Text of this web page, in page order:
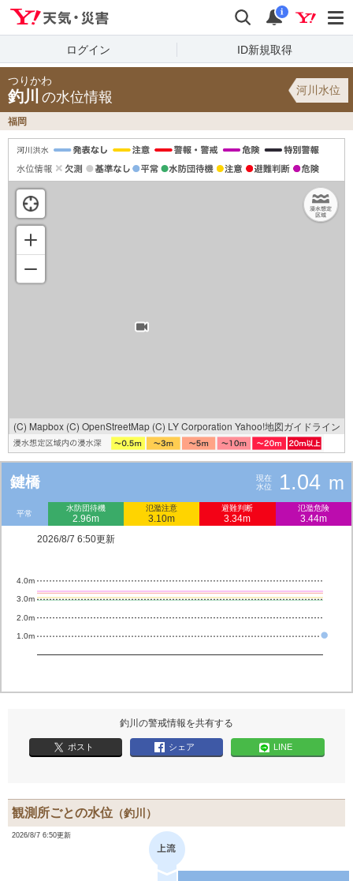
検索 通知
i
ログイン ID新規取得
つりかわ
釣川 の水位情報 河川水位
福岡
(C) Mapbox (C) OpenStreetMap (C) LY Corporation Yahoo!地図ガイドライン
鍵橋
現在
水位
1.04 m
平常
水防団待機
2.96m
氾濫注意
3.10m
避難判断
3.34m
氾濫危険
3.44m
2026/8/7 6:50更新
1.0m
2.0m
3.0m
4.0m
釣川の警戒情報を共有する
ポスト シェア LINE
観測所ごとの水位 （釣川）
2026/8/7 6:50更新